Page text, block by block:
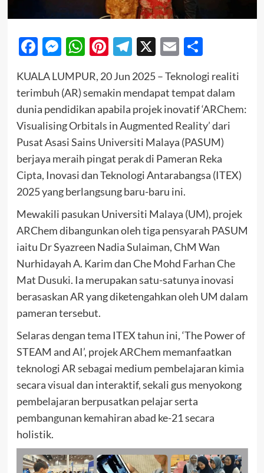
Facebook
Messenger
WhatsApp
Pinterest
Telegram
X EmailShare
KUALA LUMPUR, 20 Jun 2025 – Teknologi realiti
terimbuh (AR) semakin mendapat tempat dalam
dunia pendidikan apabila projek inovatif ‘ARChem:
Visualising Orbitals in Augmented Reality’ dari
Pusat Asasi Sains Universiti Malaya (PASUM)
berjaya meraih pingat perak di Pameran Reka
Cipta, Inovasi dan Teknologi Antarabangsa (ITEX)
2025 yang berlangsung baru-baru ini.
Mewakili pasukan Universiti Malaya (UM), projek
ARChem dibangunkan oleh tiga pensyarah PASUM
iaitu Dr Syazreen Nadia Sulaiman, ChM Wan
Nurhidayah A. Karim dan Che Mohd Farhan Che
Mat Dusuki. Ia merupakan satu-satunya inovasi
berasaskan AR yang diketengahkan oleh UM dalam
pameran tersebut.
Selaras dengan tema ITEX tahun ini, ‘The Power of
STEAM and AI’, projek ARChem memanfaatkan
teknologi AR sebagai medium pembelajaran kimia
secara visual dan interaktif, sekali gus menyokong
pembelajaran berpusatkan pelajar serta
pembangunan kemahiran abad ke-21 secara
holistik.